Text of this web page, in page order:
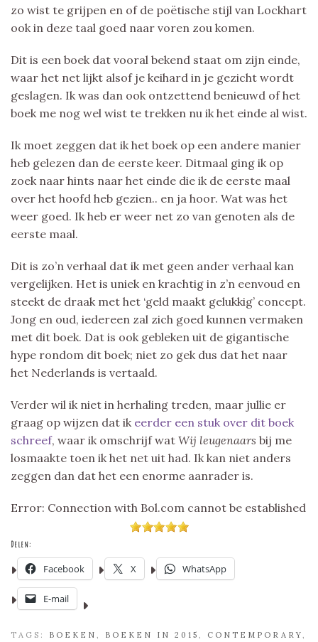
zo wist te grijpen en of de poëtische stijl van Lockhart
ook in deze taal goed naar voren zou komen.
Dit is een boek dat vooral bekend staat om zijn einde,
waar het net lijkt alsof je keihard in je gezicht wordt
geslagen. Ik was dan ook ontzettend benieuwd of het
boek me nog wel wist te trekken nu ik het einde al wist.
Ik moet zeggen dat ik het boek op een andere manier
heb gelezen dan de eerste keer. Ditmaal ging ik op
zoek naar hints naar het einde die ik de eerste maal
over het hoofd heb gezien.. en ja hoor. Wat was het
weer goed. Ik heb er weer net zo van genoten als de
eerste maal.
Dit is zo’n verhaal dat ik met geen ander verhaal kan
vergelijken. Het is uniek en krachtig in z’n eenvoud en
steekt de draak met het ‘geld maakt gelukkig’ concept.
Jong en oud, iedereen zal zich goed kunnen vermaken
met dit boek. Dat is ook gebleken uit de gigantische
hype rondom dit boek; niet zo gek dus dat het naar
het Nederlands is vertaald.
Verder wil ik niet in herhaling treden, maar jullie er
graag op wijzen dat ik eerder een stuk over dit boek
schreef, waar ik omschrijf wat Wij leugenaars bij me
losmaakte toen ik het net uit had. Ik kan niet anders
zeggen dan dat het een enorme aanrader is.
Error: Connection with Bol.com cannot be established
Delen:
Facebook X WhatsApp
E-mail
TAGS: BOEKEN BOEKEN IN 2015 CONTEMPORARY